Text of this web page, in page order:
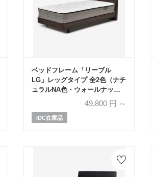
ベッドフレーム「リーブル
LG」レッグタイプ 全2色（ナチ
ュラルNA色・ウォールナット
グレーWNG色）全5サイズ
49,800 円 ～
IDC在庫品